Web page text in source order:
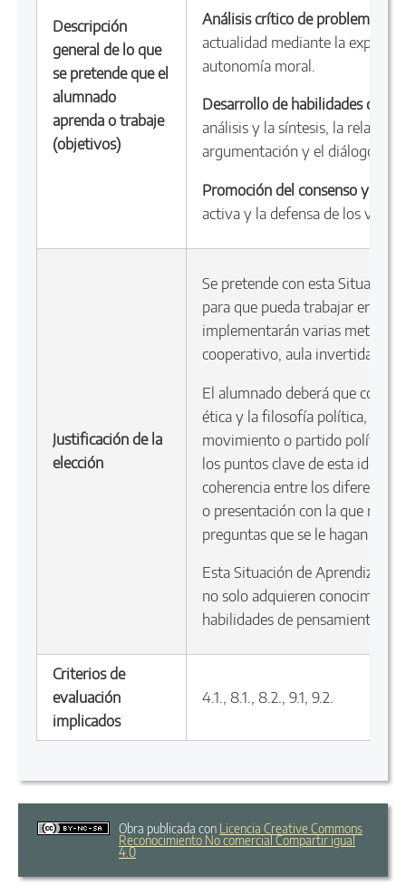
Descripción
general de lo que
se pretende que el
alumnado
aprenda o trabaje
(objetivos)
Análisis crítico de problemas
actualidad mediante la
autonomía moral.
Desarrollo de habilidades de
análisis y la síntesis, la
argumentación y el diálogo.
Promoción del consenso y
activa y la defensa de los
Justificación de la
elección
Se pretende con esta
para que pueda trabajar en
implementarán varias
cooperativo, aula invertida y
El alumnado deberá que
ética y la filosofía política,
movimiento o partido político,
los puntos clave de esta
coherencia entre los diferentes
o presentación con la que
preguntas que se le hagan
Esta Situación de Aprendizaje
no solo adquieren
habilidades de pensamiento
Criterios de
evaluación
implicados
4.1., 8.1., 8.2., 9.1, 9.2.
Obra publicada con Licencia Creative Commons
Reconocimiento No comercial Compartir igual
4.0